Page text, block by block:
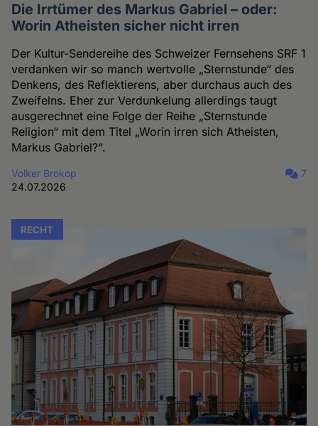
Die Irrtümer des Markus Gabriel – oder:
Worin Atheisten sicher nicht irren
Der Kultur-Sendereihe des Schweizer Fernsehens SRF 1
verdanken wir so manch wertvolle „Sternstunde“ des
Denkens, des Reflektierens, aber durchaus auch des
Zweifelns. Eher zur Verdunkelung allerdings taugt
ausgerechnet eine Folge der Reihe „Sternstunde
Religion“ mit dem Titel „Worin irren sich Atheisten,
Markus Gabriel?“.
Volker Brokop
24.07.2026
7
RECHT